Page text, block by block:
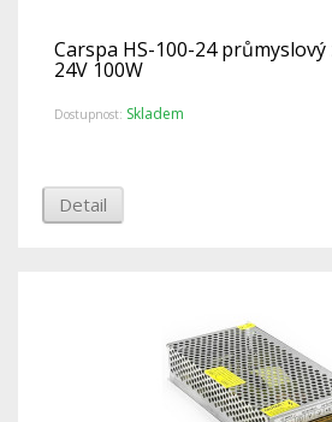
Carspa HS-100-24
24V 100W
Dostupnost: Skladem
Detail